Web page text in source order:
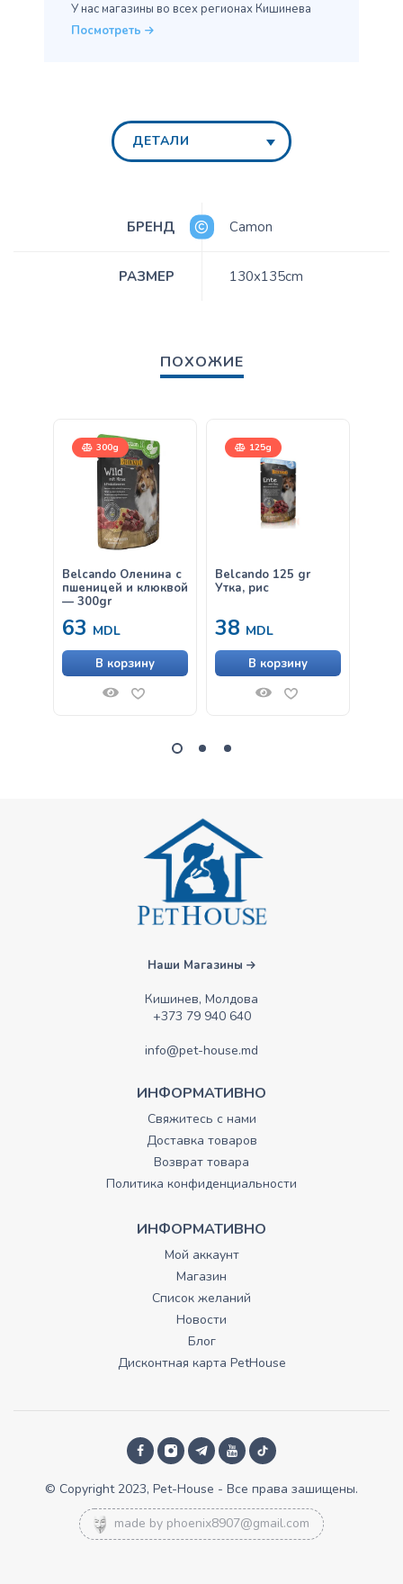
У нас магазины во всех регионах Кишинева
Посмотреть
ДЕТАЛИ
БРЕНД Camon
РАЗМЕР 130x135cm
ПОХОЖИЕ
300g
Belcando Оленина с
пшеницей и клюквой
— 300gr
63 MDL
В корзину
125g
Belcando 125 gr
Утка, рис
38 MDL
В корзину
Наши Магазины
Кишинев, Молдова
+373 79 940 640
info@pet-house.md
ИНФОРМАТИВНО
Свяжитесь с нами
Доставка товаров
Возврат товара
Политика конфиденциальности
ИНФОРМАТИВНО
Мой аккаунт
Магазин
Список желаний
Новости
Блог
Дисконтная карта PetHouse
© Copyright 2023, Pet-House - Все права зашищены.
made by phoenix8907@gmail.com